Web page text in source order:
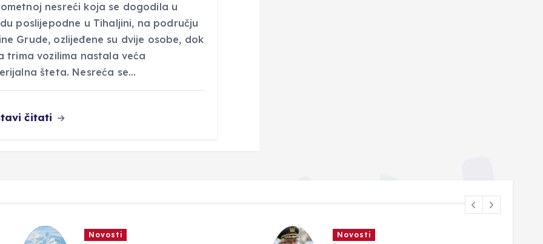
nesreći koja se dogodila u
poslijepodne u Tihaljini, na području
Grude, ozlijeđene su dvije osobe, dok
trima vozilima nastala veća
šteta. Nesreća se…
čitati
Novosti Novosti